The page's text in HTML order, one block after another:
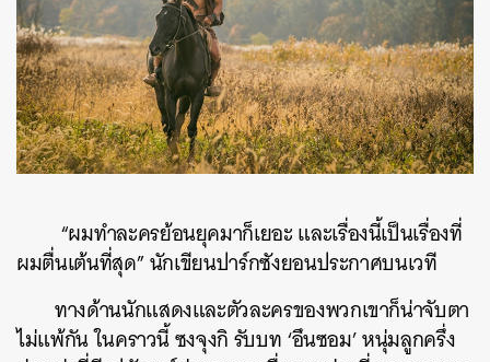
“ผมทำละครย้อนยุคมาก็เยอะ และเรื่องนี้เป็นเรื่องที่
ผมตื่นเต้นที่สุด” นักเขียนปาร์กซังยอนประกาศบนเวที
ทางด้านนักแสดงและตัวละครของพวกเขาก็น่าจับตา
ไม่แพ้กัน ในคราวนี้ ซงจุงกิ รับบท ‘อึนซอม’ หนุ่มลูกครึ่ง